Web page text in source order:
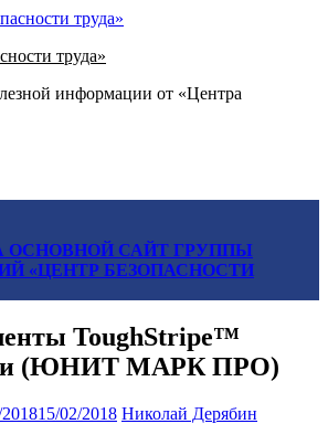
труда»
информации от «Центра
ОСНОВНОЙ САЙТ ГРУППЫ
«ЦЕНТР БЕЗОПАСНОСТИ
ToughStripe™
(ЮНИТ МАРК ПРО)
15/02/2018 Николай Дерябин